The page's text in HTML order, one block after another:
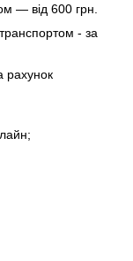
— від 600 грн.
- за
рахунок